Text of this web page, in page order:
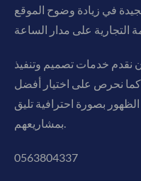
في زيادة وضوح الموقع
نقدم خدمات تصميم وتنفيذ
كما نحرص على اختيار أفضل
بصورة احترافية تليق
بمشاريعهم.
0563804337